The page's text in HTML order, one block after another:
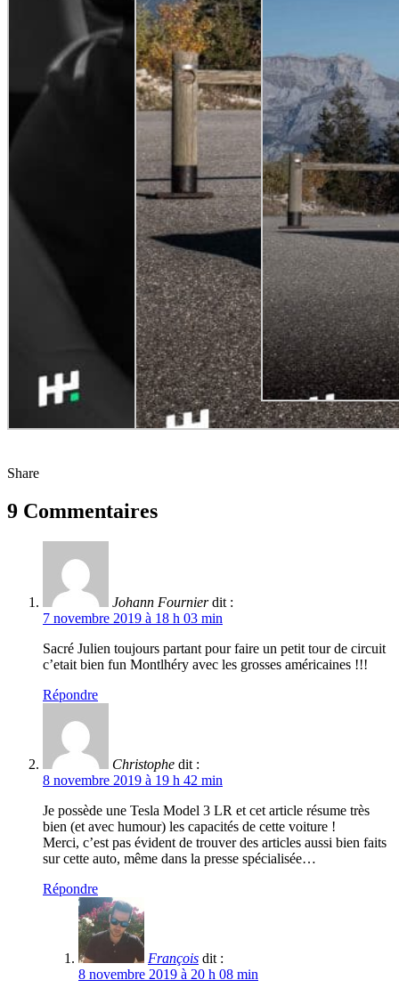
Share
9 Commentaires
Johann Fournier dit :
7 novembre 2019 à 18 h 03 min
Sacré Julien toujours partant pour faire un petit tour de circuit
c’etait bien fun Montlhéry avec les grosses américaines !!!
Répondre
Christophe dit :
8 novembre 2019 à 19 h 42 min
Je possède une Tesla Model 3 LR et cet article résume très
bien (et avec humour) les capacités de cette voiture !
Merci, c’est pas évident de trouver des articles aussi bien faits
sur cette auto, même dans la presse spécialisée…
Répondre
François dit :
8 novembre 2019 à 20 h 08 min